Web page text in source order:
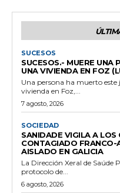
SUCESOS
SUCESOS.- MUERE UNA
UNA VIVIENDA EN FOZ
Una persona ha muerto este
vivienda en Foz,...
7 agosto, 2026
SOCIEDAD
SANIDADE VIGILA A
CONTAGIADO FRANCO-
AISLADO EN GALICIA
La Dirección Xeral de Saúde
protocolo de...
6 agosto, 2026